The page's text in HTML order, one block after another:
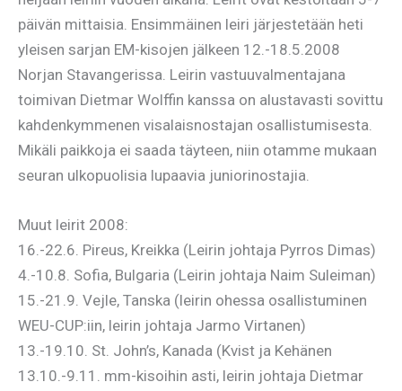
päivän mittaisia. Ensimmäinen leiri järjestetään heti
yleisen sarjan EM-kisojen jälkeen 12.-18.5.2008
Norjan Stavangerissa. Leirin vastuuvalmentajana
toimivan Dietmar Wolffin kanssa on alustavasti sovittu
kahdenkymmenen visalaisnostajan osallistumisesta.
Mikäli paikkoja ei saada täyteen, niin otamme mukaan
seuran ulkopuolisia lupaavia juniorinostajia.
Muut leirit 2008:
16.-22.6. Pireus, Kreikka (Leirin johtaja Pyrros Dimas)
4.-10.8. Sofia, Bulgaria (Leirin johtaja Naim Suleiman)
15.-21.9. Vejle, Tanska (leirin ohessa osallistuminen
WEU-CUP:iin, leirin johtaja Jarmo Virtanen)
13.-19.10. St. John’s, Kanada (Kvist ja Kehänen
13.10.-9.11. mm-kisoihin asti, leirin johtaja Dietmar